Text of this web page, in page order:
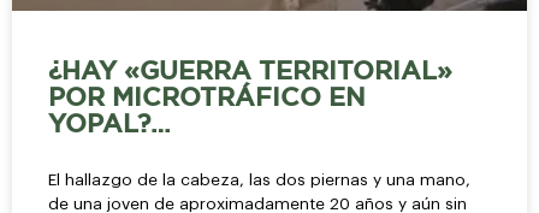
¿HAY «GUERRA TERRITORIAL»
POR MICROTRÁFICO EN
YOPAL?…
El hallazgo de la cabeza, las dos piernas y una mano,
de una joven de aproximadamente 20 años y aún sin